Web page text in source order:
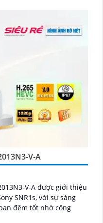
V-A
V-A được giới thiệu
SNR1s, với sự sáng
đêm tốt nhờ công